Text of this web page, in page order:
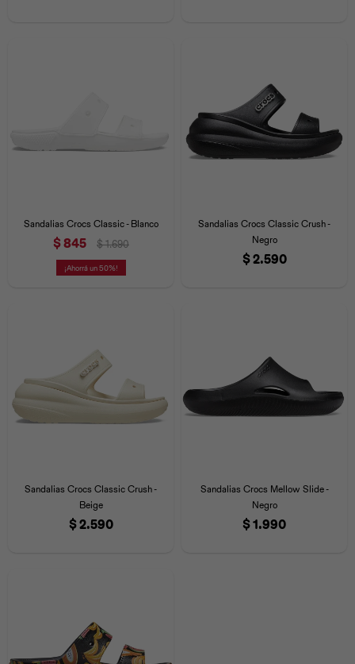
Sandalias Crocs Classic - Blanco
$845 $ 1.690
50
Sandalias Crocs Classic Crush -
Negro
$2.590
Sandalias Crocs Classic Crush -
Beige
$2.590
Sandalias Crocs Mellow Slide -
Negro
$1.990